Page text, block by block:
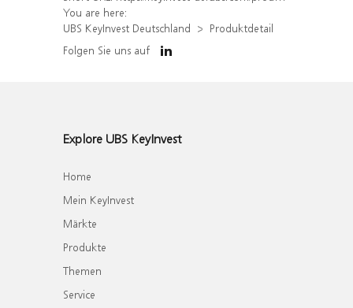
You are here:
UBS KeyInvest Deutschland
Produktdetail
Folgen Sie uns auf
Explore UBS KeyInvest
Home
Mein KeyInvest
Märkte
Produkte
Themen
Service